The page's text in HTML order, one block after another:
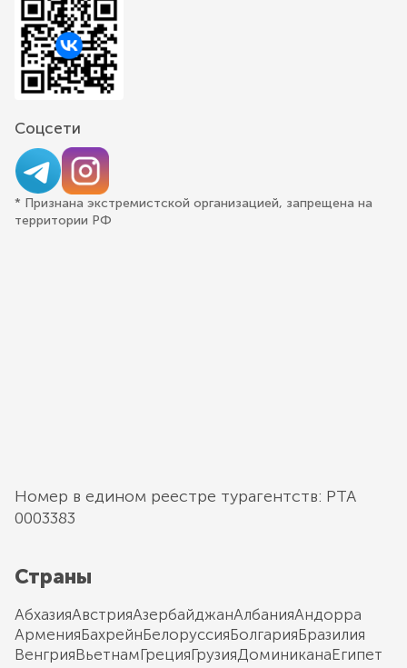
Соцсети
* Признана экстремистской организацией, запрещена на
территории РФ
Номер в едином реестре турагентств: РТА
0003383
Страны
АбхазияАвстрияАзербайджанАлбанияАндорра
АрменияБахрейнБелоруссияБолгарияБразилия
ВенгрияВьетнамГрецияГрузияДоминиканаЕгипет